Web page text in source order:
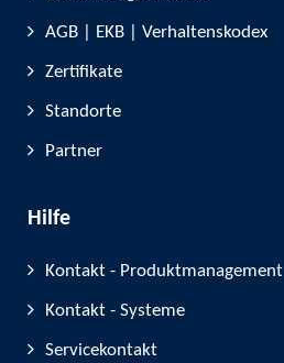
AGB | EKB | Verhaltenskodex
Zertifikate
Standorte
Partner
Hilfe
Kontakt - Produktmanagement
Kontakt - Systeme
Servicekontakt